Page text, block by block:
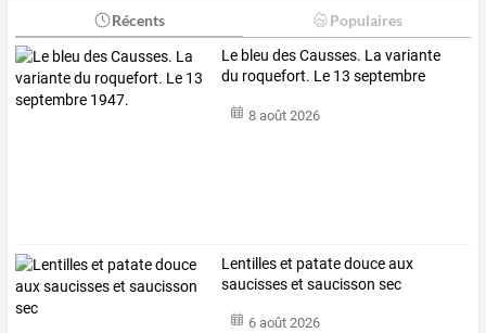
Récents Populaires
Le bleu des Causses. La variante
du roquefort. Le 13 septembre
8 août 2026
Lentilles et patate douce aux
saucisses et saucisson sec
6 août 2026